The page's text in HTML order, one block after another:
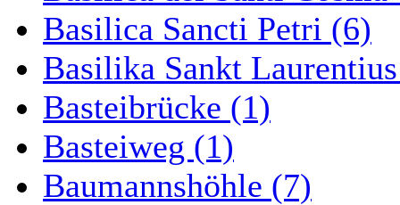
Basilica Sancti Petri (6)
Basilika Sankt
Basteibrücke (1)
Basteiweg (1)
Baumannshöhle (7)